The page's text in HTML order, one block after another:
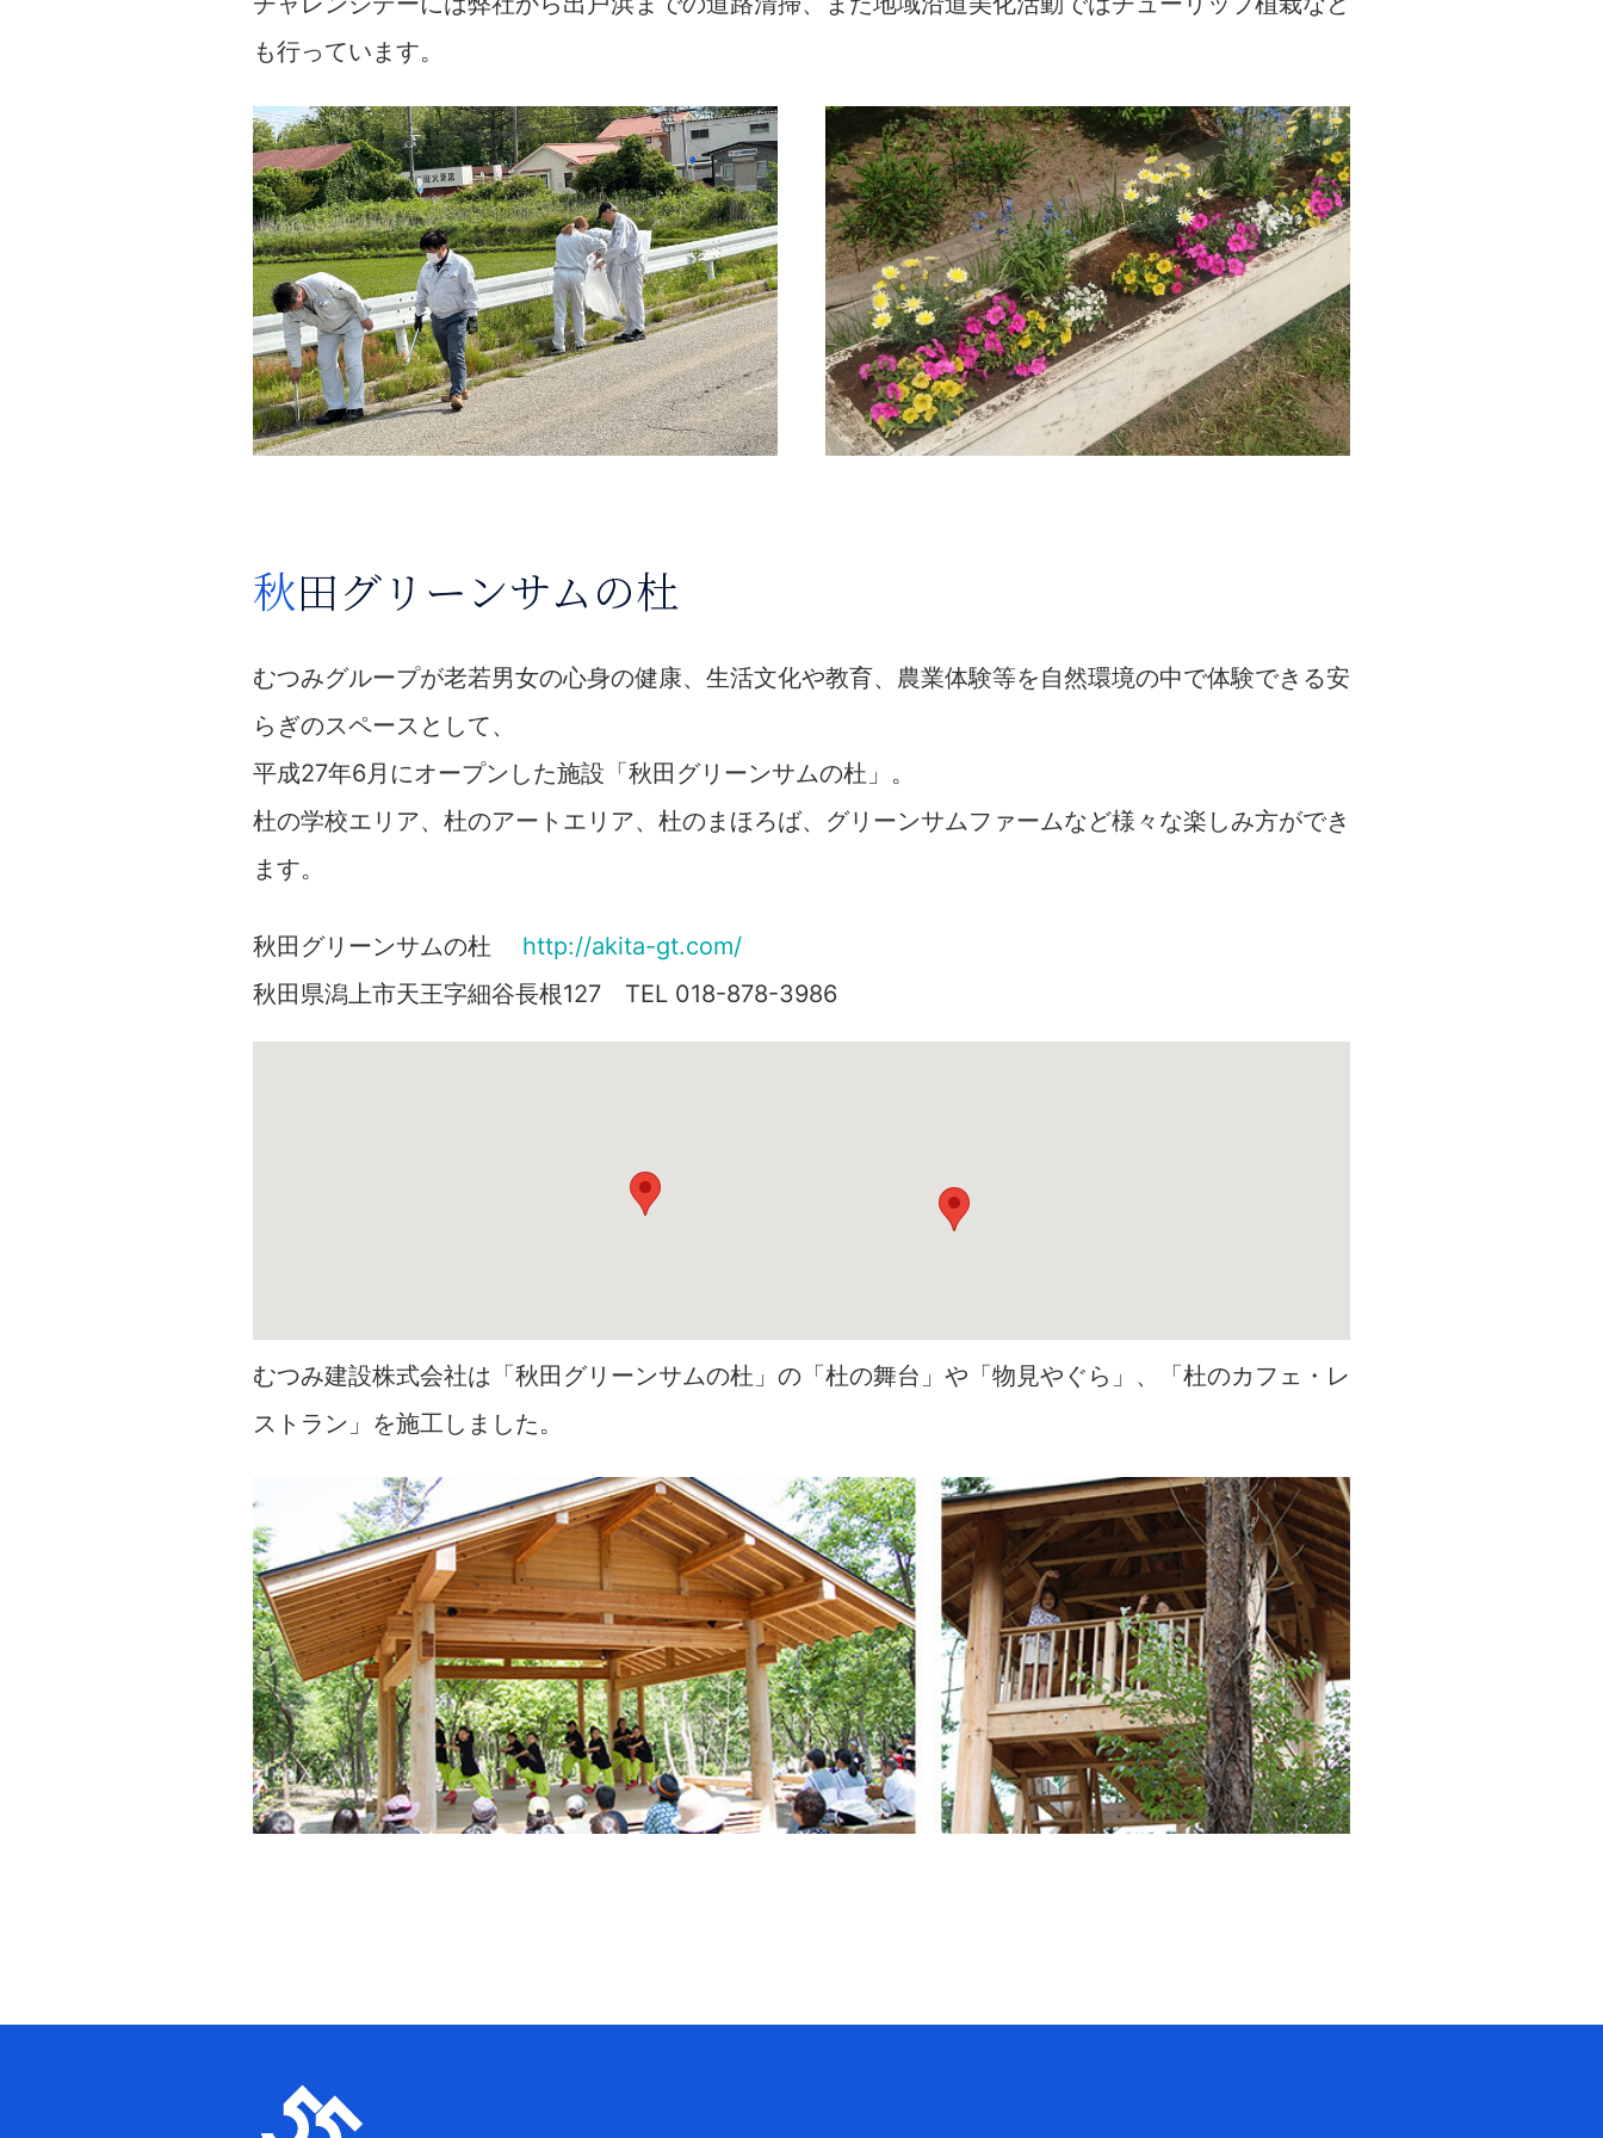
も行っています。
秋田グリーンサムの杜
むつみグループが老若男女の心身の健康、生活文化や教育、農業体験等を自然環境の中で体験できる安
らぎのスペースとして、
平成27年6月にオープンした施設「秋田グリーンサムの杜」。
杜の学校エリア、杜のアートエリア、杜のまほろば、グリーンサムファームなど様々な楽しみ方ができ
ます。
秋田グリーンサムの杜 http://akita-gt.com/
秋田県潟上市天王字細谷長根127 TEL 018-878-3986
むつみ建設株式会社は「秋田グリーンサムの杜」の「杜の舞台」や「物見やぐら」、「杜のカフェ・レ
ストラン」を施工しました。